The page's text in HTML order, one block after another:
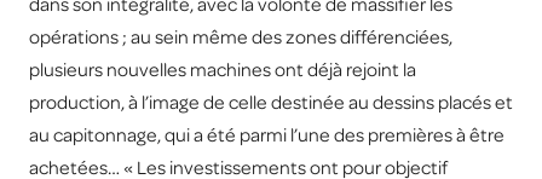
dans son intégralité, avec la volonté de massifier les
opérations ; au sein même des zones différenciées,
plusieurs nouvelles machines ont déjà rejoint la
production, à l’image de celle destinée au dessins placés et
au capitonnage, qui a été parmi l’une des premières à être
achetées… « Les investissements ont pour objectif